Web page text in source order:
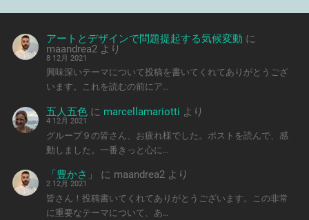
アートとデザインで問題提起する気候変動 に
maandrea2 より
8 12月 2021
興味深いテーマについて投稿を書いてくれてありがとうござ
います。これを読むの前にア…
五人五色 に marcellamariotti より
4 12月 2021
グループ９の皆さん、お疲れ様でした。ポストを読んで、感
動しました。一番きっと心に…
「豊かさ」 に maandrea2 より
2 12月 2021
皆さん！投稿書いてくれてありがとうございます。この非常
に重要なテーマについて、あ…